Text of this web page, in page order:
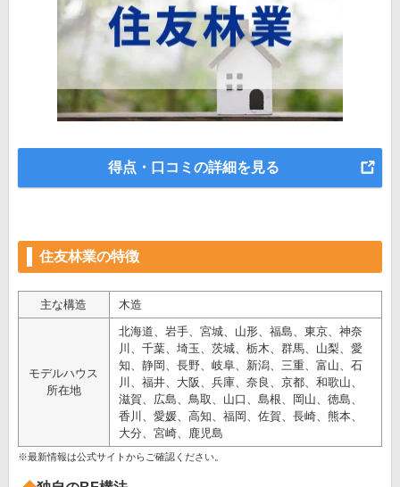
得点・口コミの詳細を見る
住友林業の特徴
主な構造 木造
モデルハウス
所在地
北海道、岩手、宮城、山形、福島、東京、神奈
川、千葉、埼玉、茨城、栃木、群馬、山梨、愛
知、静岡、長野、岐阜、新潟、三重、富山、石
川、福井、大阪、兵庫、奈良、京都、和歌山、
滋賀、広島、鳥取、山口、島根、岡山、徳島、
香川、愛媛、高知、福岡、佐賀、長崎、熊本、
大分、宮崎、鹿児島
※最新情報は公式サイトからご確認ください。